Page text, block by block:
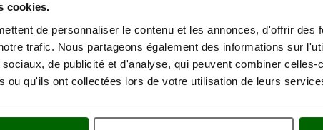
cookies.
de personnaliser le contenu et les annonces, d'offrir des
trafic. Nous partageons également des informations sur
de publicité et d'analyse, qui peuvent combiner
ou qu'ils ont collectées lors de votre utilisation de leurs